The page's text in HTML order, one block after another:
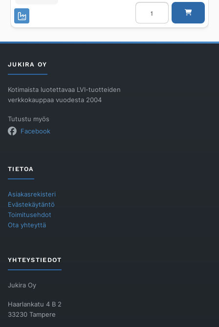
SADEVESIKANSI
KAIVOON
UPONOR
315
määrä
JUKIRA OY
Kotimaista luotettavaa LVI-tuotteiden
verkkokauppaa vuodesta 2004
Tutustu myös
Facebook
TIETOA
Asiakasrekisteri
Evästekäytäntö
Toimitusehdot
Ota yhteyttä
YHTEYSTIEDOT
Jukira Oy
Haarlankatu 4 B 2
33230 Tampere